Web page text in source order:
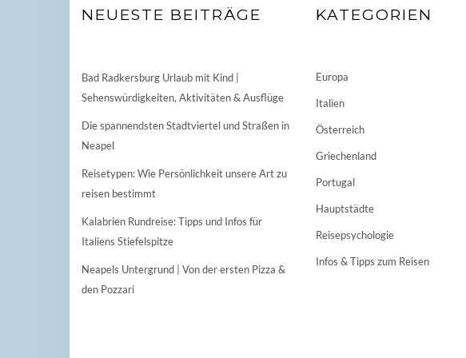
NEUESTE BEITRÄGE
Bad Radkersburg Urlaub mit Kind |
Sehenswürdigkeiten, Aktivitäten & Ausflüge
Die spannendsten Stadtviertel und Straßen in
Neapel
Reisetypen: Wie Persönlichkeit unsere Art zu
reisen bestimmt
Kalabrien Rundreise: Tipps und Infos für
Italiens Stiefelspitze
Neapels Untergrund | Von der ersten Pizza &
den Pozzari
KATEGORIEN
Europa
Italien
Österreich
Griechenland
Portugal
Hauptstädte
Reisepsychologie
Infos & Tipps zum Reisen